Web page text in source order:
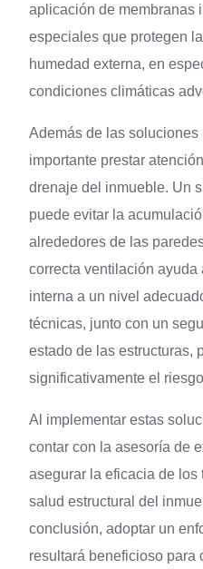
aplicación de membranas
especiales que protegen
humedad externa, en
condiciones climáticas
Además de las soluciones
importante prestar
drenaje del inmueble. Un
puede evitar la
alrededores de las
correcta ventilación ayuda
interna a un nivel
técnicas, junto con un
estado de las estructuras,
significativamente el
Al implementar estas
contar con la asesoría de
asegurar la eficacia de los
salud estructural del
conclusión, adoptar un
resultará beneficioso para